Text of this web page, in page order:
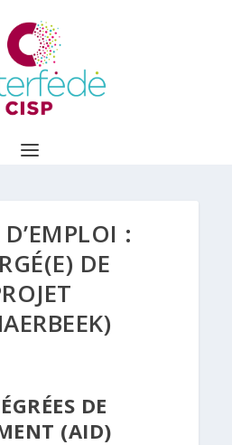
D’EMPLOI :
DE
DE
(AID)